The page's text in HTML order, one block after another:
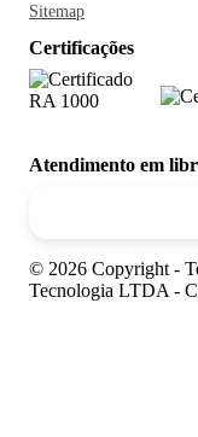
Sitemap
Certificações
Atendimento em
© 2026 Copyright -
Tecnologia LTDA -